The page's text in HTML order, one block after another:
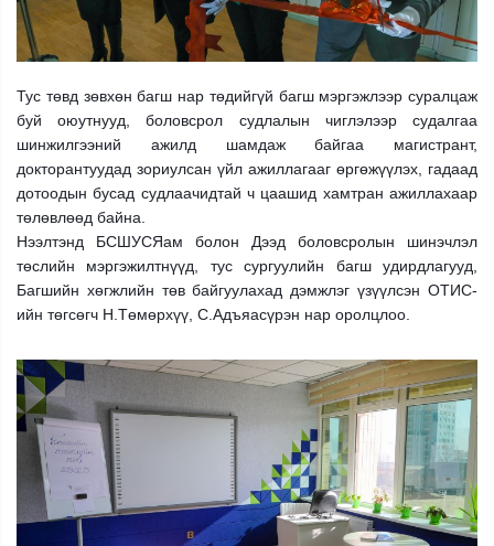
Тус төвд зөвхөн багш нар төдийгүй багш мэргэжлээр суралцаж
буй оюутнууд, боловсрол судлалын чиглэлээр судалгаа
шинжилгээний ажилд шамдаж байгаа магистрант,
докторантуудад зориулсан үйл ажиллагааг өргөжүүлэх, гадаад
дотоодын бусад судлаачидтай ч цаашид хамтран ажиллахаар
төлөвлөөд байна.
Нээлтэнд БСШУСЯам болон Дээд боловсролын шинэчлэл
төслийн мэргэжилтнүүд, тус сургуулийн багш удирдлагууд,
Багшийн хөгжлийн төв байгуулахад дэмжлэг үзүүлсэн ОТИС-
ийн төгсөгч Н.Төмөрхүү, С.Адъяасүрэн нар оролцлоо.